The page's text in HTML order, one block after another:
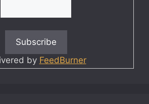
by FeedBurner